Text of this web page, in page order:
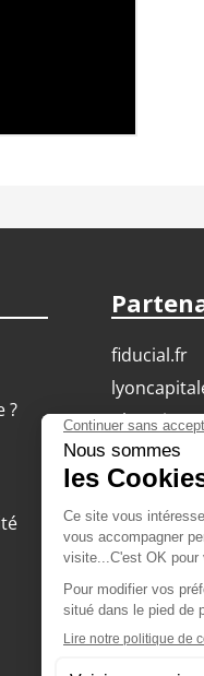
?
fiducial.fr
/